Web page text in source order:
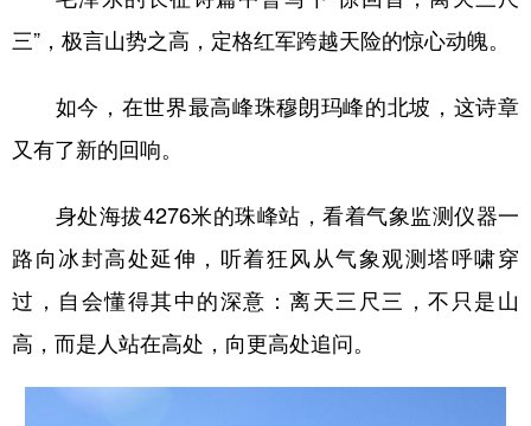
三”，极言山势之高，定格红军跨越天险的惊心动魄。
如今，在世界最高峰珠穆朗玛峰的北坡，这诗章
又有了新的回响。
身处海拔4276米的珠峰站，看着气象监测仪器一
路向冰封高处延伸，听着狂风从气象观测塔呼啸穿
过，自会懂得其中的深意：离天三尺三，不只是山
高，而是人站在高处，向更高处追问。